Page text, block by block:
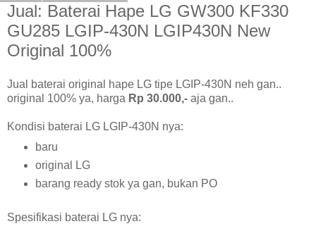
Jual: Baterai Hape LG GW300 KF330
GU285 LGIP-430N LGIP430N New
Original 100%
Jual baterai original hape LG tipe LGIP-430N neh gan..
original 100% ya, harga Rp 30.000,- aja gan..
Kondisi baterai LG LGIP-430N nya:
baru
original LG
barang ready stok ya gan, bukan PO
Spesifikasi baterai LG nya: